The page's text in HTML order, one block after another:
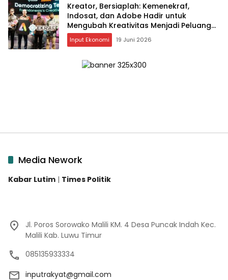
Kreator, Bersiaplah: Kemenekraf,
Indosat, dan Adobe Hadir untuk
Mengubah Kreativitas Menjadi Peluang
Nyata
Input Ekonomi 19 Juni 2026
Media Nework
Kabar Lutim | Times Politik
Jl. Poros Sorowako Malili KM. 4 Desa Puncak Indah Kec.
Malili Kab. Luwu Timur
085135933334
inputrakyat@gmail.com